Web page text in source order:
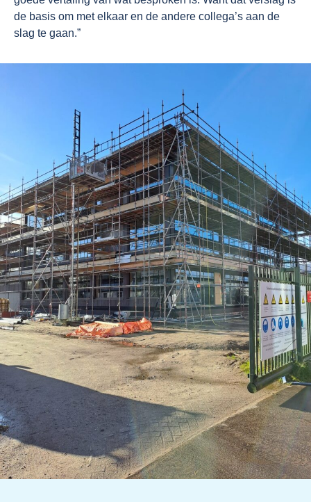
de basis om met elkaar en de andere collega’s aan de
slag te gaan.”